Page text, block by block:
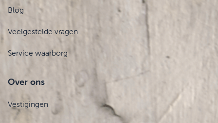
Blog
Veelgestelde vragen
Service waarborg
Over ons
Vestigingen